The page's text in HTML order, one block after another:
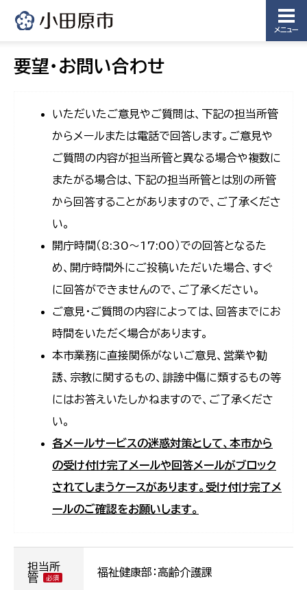
メニュー
要望・お問い合わせ
いただいたご意見やご質問は、下記の担当所管
からメールまたは電話で回答します。ご意見や
ご質問の内容が担当所管と異なる場合や複数に
またがる場合は、下記の担当所管とは別の所管
から回答することがありますので、ご了承くださ
い。
開庁時間（8:30〜17:00）での回答となるた
め、開庁時間外にご投稿いただいた場合、すぐ
に回答ができませんので、ご了承ください。
ご意見・ご質問の内容によっては、回答までにお
時間をいただく場合があります。
本市業務に直接関係がないご意見、営業や勧
誘、宗教に関するもの、誹謗中傷に類するもの等
にはお答えいたしかねますので、ご了承くださ
い。
各メールサービスの迷惑対策として、本市から
の受け付け完了メールや回答メールがブロック
されてしまうケースがあります。受け付け完了メ
ールのご確認をお願いします。
担当所
管
福祉健康部：高齢介護課